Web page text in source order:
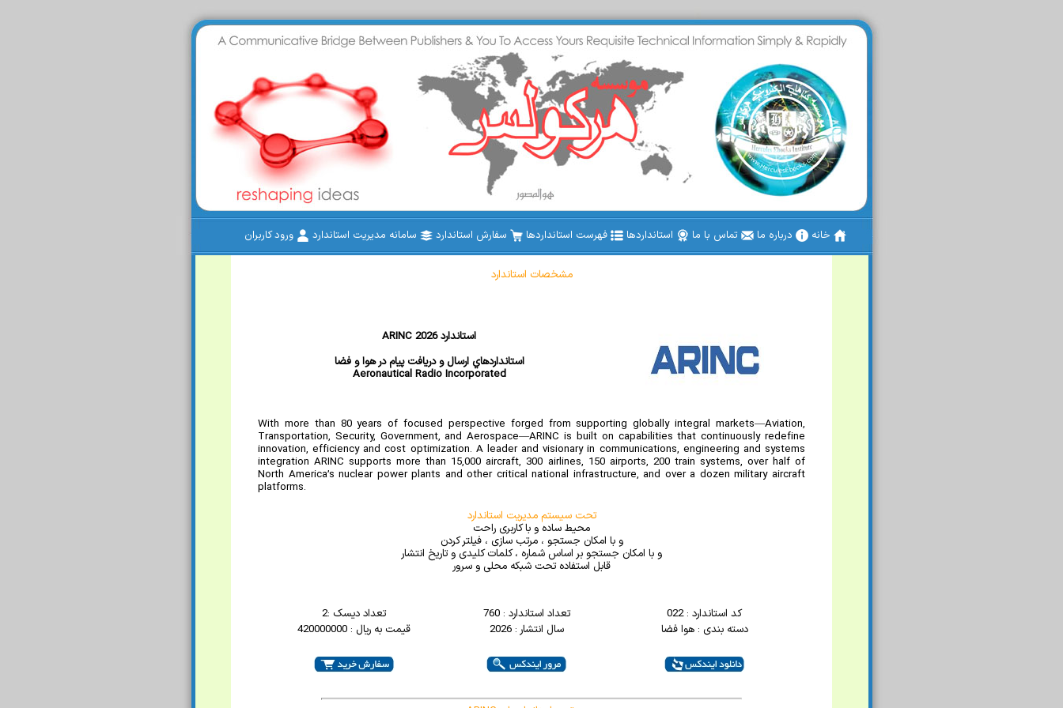
خانه درباره ما تماس با ما استانداردها فهرست استانداردها سفارش استاندارد سامانه مدیریت استاندارد ورود کاربران
مشخصات استاندارد
ARINC 2026 استاندارد
استانداردهاي ارسال و دريافت پيام در هوا و فضا
Aeronautical Radio Incorporated
With more than 80 years of focused perspective forged from supporting globally integral markets—Aviation,
Transportation, Security, Government, and Aerospace—ARINC is built on capabilities that continuously redefine
innovation, efficiency and cost optimization. A leader and visionary in communications, engineering and systems
integration ARINC supports more than 15,000 aircraft, 300 airlines, 150 airports, 200 train systems, over half of
North America’s nuclear power plants and other critical national infrastructure, and over a dozen military aircraft
platforms.
تحت سیستم مدیریت استاندارد
محیط ساده و با کاربری راحت
و با امکان جستجو ، مرتب سازی ، فیلتر کردن
و با امکان جستجو بر اساس شماره ، کلمات کلیدی و تاریخ انتشار
قابل استفاده تحت شبکه محلی و سرور
تعداد دیسک :2 تعداد استاندارد : 760
کد استاندارد : 022
قیمت به ریال : 420000000
سال انتشار : 2026 دسته بندی : هوا فضا